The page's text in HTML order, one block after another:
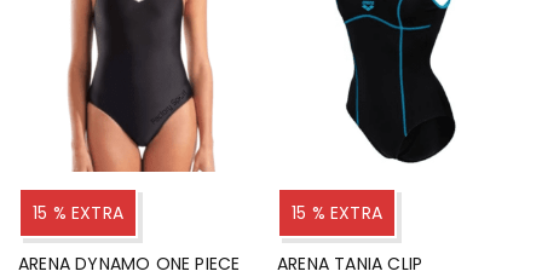
15 % EXTRA
ARENA DYNAMO ONE PIECE
15 % EXTRA
ARENA TANIA CLIP